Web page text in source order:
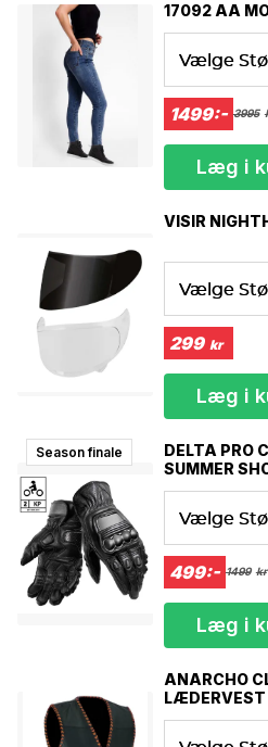
• Advanced Audio Distribution
• Audio Video Remote Control
Mått runt pannan
49-50 cm
51-52 cm
53-54 cm
55-56 cm
XXXL
65-66 cm
Bluetooth installation &
Bluetooth connection.
17092 AA
Vælge
1499:- 3995
Læg i
VISIR
Vælge
299 kr
Læg i
Season finale
DELTA PRO
SUMMER
Vælge
499:- 1499 kr
Læg i
ANARCHO
LÆDERVEST